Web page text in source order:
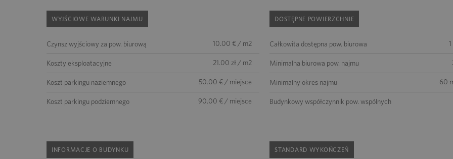
WYJŚCIOWE WARUNKI NAJMU
Czynsz wyjściowy za pow. biurową 10.00 € / m2
Koszty eksploatacyjne 21.00 zł / m2
Koszt parkingu naziemnego 50.00 € / miejsce
Koszt parkingu podziemnego 90.00 € / miejsce
DOSTĘPNE POWIERZCHNIE
Całkowita dostępna pow. biurowa
Minimalna biurowa pow. najmu
Minimalny okres najmu 60
Budynkowy współczynnik pow. wspólnych
INFORMACJE O BUDYNKU STANDARD WYKOŃCZEŃ